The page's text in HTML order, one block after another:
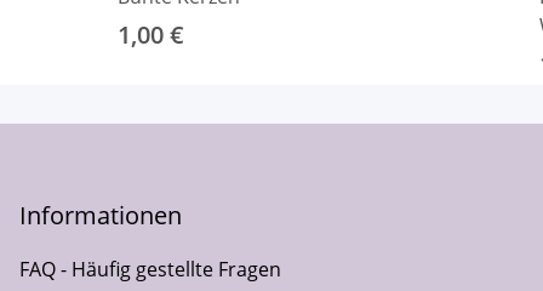
1,00 €
Informationen
FAQ - Häufig gestellte Fragen